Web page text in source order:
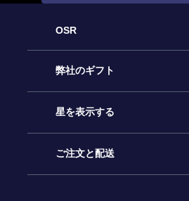
OSR
カスタマーサービス
お問い合わせ
ブログ
弊社のギフト
Online Starギフト
OSRギフトパック
星を表示する
星の登録
ご注文と配送